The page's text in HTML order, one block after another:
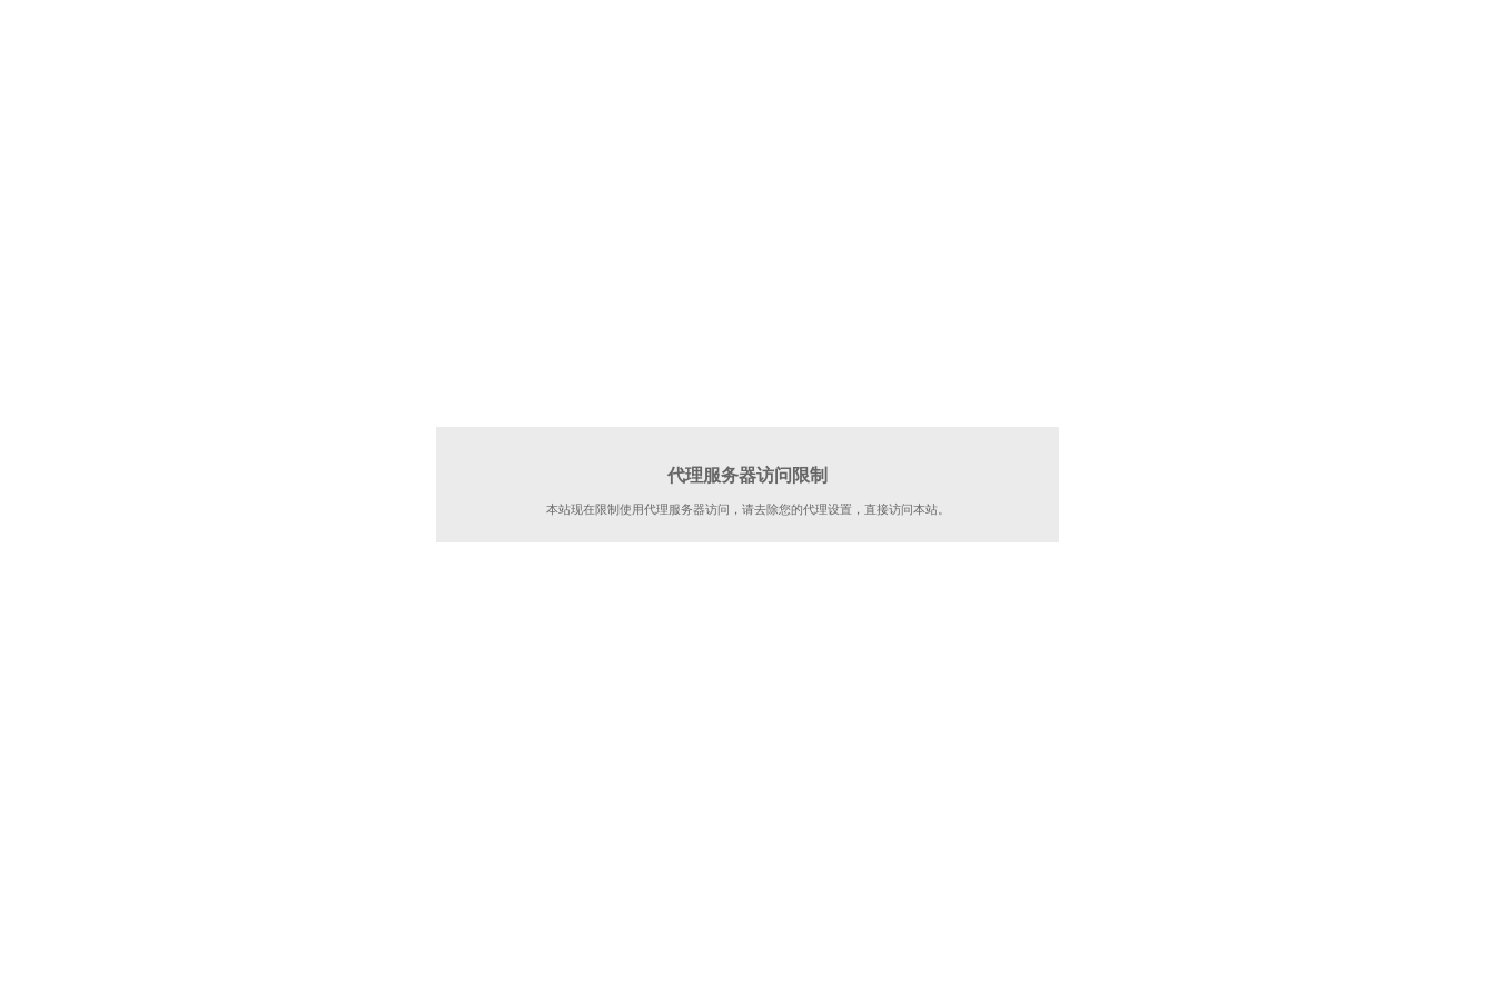
代理服务器访问限制
本站现在限制使用代理服务器访问，请去除您的代理设置，直接访问本站。